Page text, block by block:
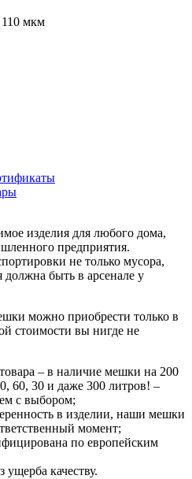
мкм
изделия для любого дома,
предприятия.
не только мусора,
должна быть в арсенале у
можно приобрести только в
стоимости вы нигде не
– в наличие мешки на 200
60, 30 и даже 300 литров! –
с выбором;
в изделии, наши мешки
момент;
по европейским
ущерба качеству.